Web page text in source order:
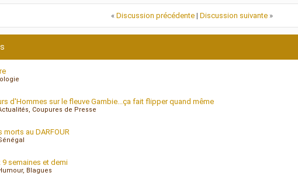
« Discussion précédente| Discussion suivante »
d'Hommes sur le fleuve Gambie...ça fait flipper quand même
Coupures de Presse
au DARFOUR
semaines et demi
Blagues